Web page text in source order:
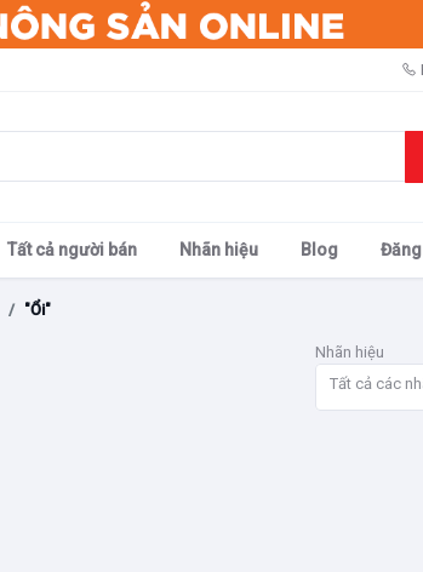
Tất cả người bán Nhãn hiệu Blog Đăng
"Ổi"
Nhãn hiệu
Tất cả các